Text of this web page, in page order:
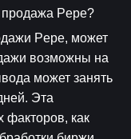
Pepe?
Pepe, может
возможны на
может занять
Эта
факторов, как